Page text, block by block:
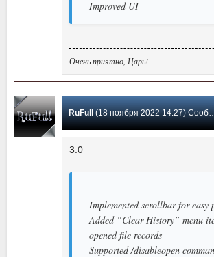
Improved UI
Очень приятно, Царь!
RuFull(18 ноября 2022 14:27) Сообщение #5
3.0
Implemented scrollbar for easy
Added “Clear History” menu
opened file records
Supported /disableopen